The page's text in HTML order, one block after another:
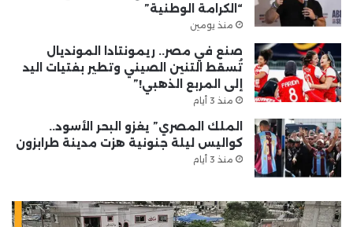
“الكرامة الوطنية”
منذ يومين
صنع في مصر.. ريمونتادا المونديال
تُسقط التنين الصيني وتطير بفتيات اليد
إلى المربع الذهبي!”
منذ 3 أيام
الملك المصري” يغزو البحر الأسود..
كواليس ليلة جنونية هزت مدينة طرابزون
منذ 3 أيام